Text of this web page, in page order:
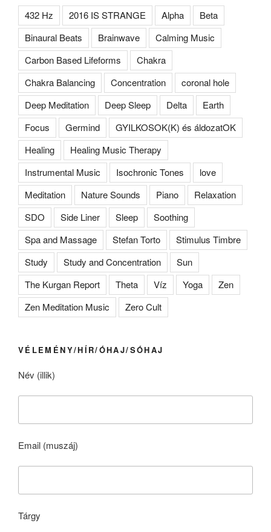
432 Hz 2016 IS STRANGE Alpha
Beta
Binaural Beats
Brainwave
Calming Music
Carbon Based Lifeforms
Chakra
Chakra Balancing
Concentration
coronal hole
Deep Meditation
Deep Sleep Delta
Earth
Focus
Germind
GYILKOSOK(K) és áldozatOK
Healing
Healing Music Therapy
Instrumental Music
Isochronic Tones
love
Meditation
Nature Sounds Piano
Relaxation
SDO
Side Liner Sleep
Soothing
Spa and Massage
Stefan Torto
Stimulus Timbre
Study
Study and Concentration
Sun
The Kurgan Report
Theta Víz Yoga
Zen
Zen Meditation Music
Zero Cult
VÉLEMÉNY/HÍR/ÓHAJ/SÓHAJ
Név (illik)
Email (muszáj)
Tárgy